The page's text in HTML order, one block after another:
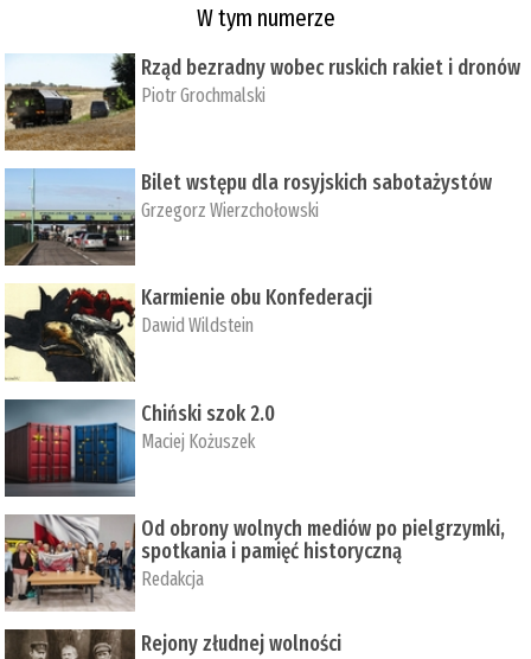
W tym numerze
Rząd bezradny wobec ruskich rakiet i dronów
Piotr Grochmalski
Bilet wstępu dla rosyjskich sabotażystów
Grzegorz Wierzchołowski
Karmienie obu Konfederacji
Dawid Wildstein
Chiński szok 2.0
Maciej Kożuszek
Od obrony wolnych mediów po pielgrzymki,
spotkania i pamięć historyczną
Redakcja
Rejony złudnej wolności